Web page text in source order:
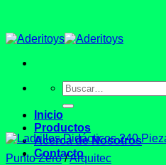
contenido
Buscar
por:
Inicio
Productos
Acerca de Nosotros
Contacto
Punto Zero /Arquitec